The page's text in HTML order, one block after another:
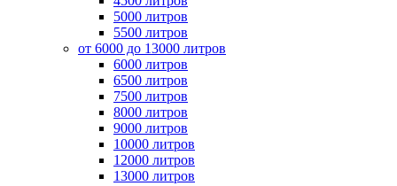
5000 литров
5500 литров
от 6000 до 13000 литров
6000 литров
6500 литров
7500 литров
8000 литров
9000 литров
10000 литров
12000 литров
13000 литров